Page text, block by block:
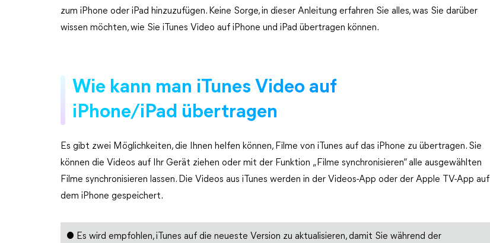
zum iPhone oder iPad hinzuzufügen. Keine Sorge, in dieser Anleitung erfahren Sie alles, was Sie darüber
wissen möchten, wie Sie iTunes Video auf iPhone und iPad übertragen können.
Wie kann man iTunes Video auf
iPhone/iPad übertragen
Es gibt zwei Möglichkeiten, die Ihnen helfen können, Filme von iTunes auf das iPhone zu übertragen. Sie
können die Videos auf Ihr Gerät ziehen oder mit der Funktion „Filme synchronisieren“ alle ausgewählten
Filme synchronisieren lassen. Die Videos aus iTunes werden in der Videos-App oder der Apple TV-App auf
dem iPhone gespeichert.
● Es wird empfohlen, iTunes auf die neueste Version zu aktualisieren, damit Sie während der